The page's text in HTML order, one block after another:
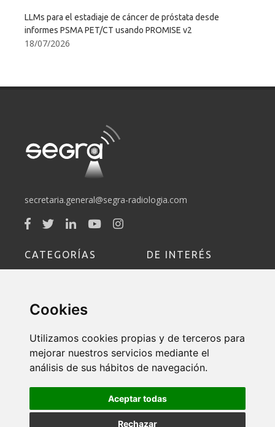
Cookies
Utilizamos cookies propias y de terceros para
mejorar nuestros servicios mediante el
análisis de sus hábitos de navegación.
Aceptar todas
Rechazar
LLMs para el estadiaje de cáncer de próstata desde
informes PSMA PET/CT usando PROMISE v2
18/07/2026
secretaria.general@segra-radiologia.com
CATEGORÍAS
Educación
Política de Devoluciones y
Cancelaciones
DE INTERÉS